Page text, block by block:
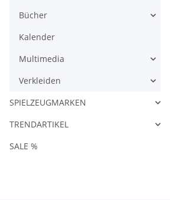
Bücher
Kalender
Multimedia
Verkleiden
SPIELZEUGMARKEN
TRENDARTIKEL
SALE %